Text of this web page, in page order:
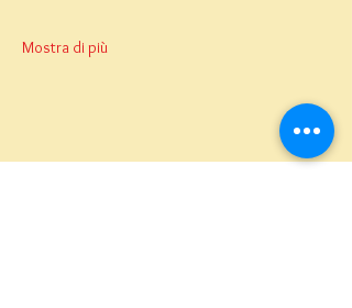
Mostra di più